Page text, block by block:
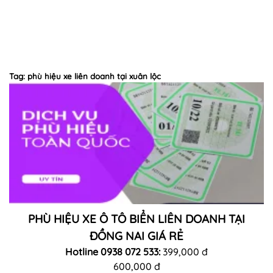
Tag: phù hiệu xe liên doanh tại xuân lộc
PHÙ HIỆU XE Ô TÔ BIỂN LIÊN DOANH TẠI
ĐỒNG NAI GIÁ RẺ
Hotline 0938 072 533:399,000 đ
600,000 đ